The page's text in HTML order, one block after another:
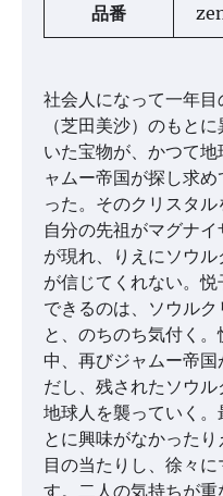
品番
社会人になって一年目
（芝田美沙）のもと
いた宝物が、かつて
ャムー帝国が探し求
った。そのクリスタ
自分の先祖がマグナイ
が現れ、りえにソウ
が信じてくれない。
できるのは、ソウル
と、のちのち気付く
中、再びジャムー帝
だし、残されたソウル
地球人を襲っていく
とに興味がなかった
目の当たりし、徐々
す。二人の気持ちが